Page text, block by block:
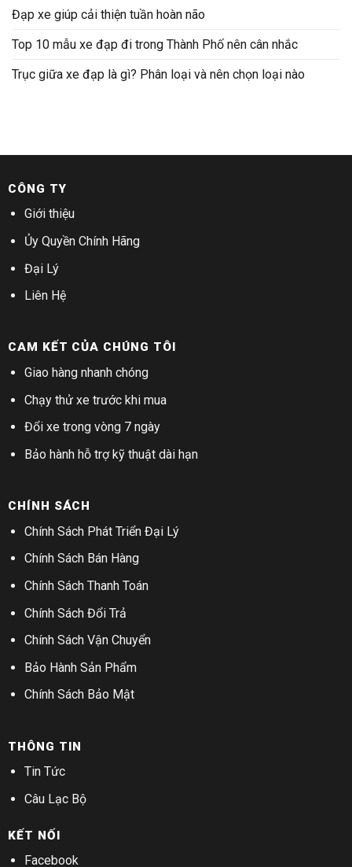
Đạp xe giúp cải thiện tuần hoàn não
Top 10 mẫu xe đạp đi trong Thành Phố nên cân nhắc
Trục giữa xe đạp là gì? Phân loại và nên chọn loại nào
CÔNG TY
Giới thiệu
Ủy Quyền Chính Hãng
Đại Lý
Liên Hệ
CAM KẾT CỦA CHÚNG TÔI
Giao hàng nhanh chóng
Chạy thử xe trước khi mua
Đổi xe trong vòng 7 ngày
Bảo hành hỗ trợ kỹ thuật dài hạn
CHÍNH SÁCH
Chính Sách Phát Triển Đại Lý
Chính Sách Bán Hàng
Chính Sách Thanh Toán
Chính Sách Đổi Trả
Chính Sách Vận Chuyển
Bảo Hành Sản Phẩm
Chính Sách Bảo Mật
THÔNG TIN
Tin Tức
Câu Lạc Bộ
KẾT NỐI
Facebook